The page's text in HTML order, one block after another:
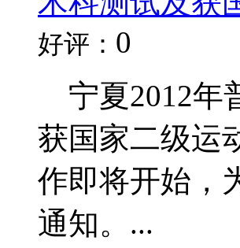
好评： 0
宁夏2012年
获国家二级运
作即将开始，
通知。...